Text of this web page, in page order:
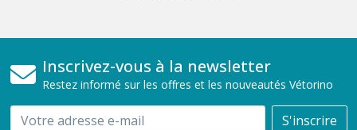
Inscrivez-vous à la newsletter
Restez informé sur les offres et les nouveautés Vétorino
Email S'inscrire